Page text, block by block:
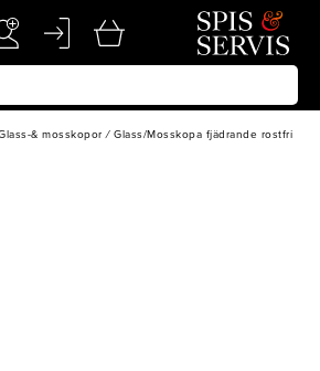
& mosskopor / Glass/Mosskopa fjädrande rostfri